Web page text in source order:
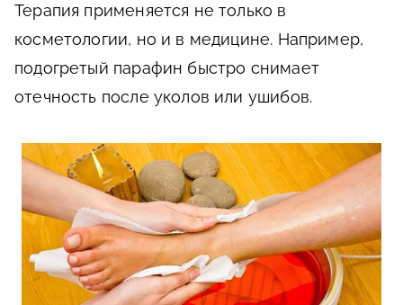
Терапия применяется не только в
косметологии, но и в медицине. Например,
подогретый парафин быстро снимает
отечность после уколов или ушибов.